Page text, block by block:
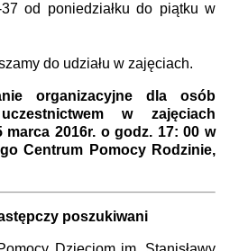
od poniedziałku do piątku w
do udziału w zajęciach.
organizacyjne dla osób
w zajęciach
2016r. o godz. 17: 00 w
Centrum Pomocy Rodzinie,
poszukiwani